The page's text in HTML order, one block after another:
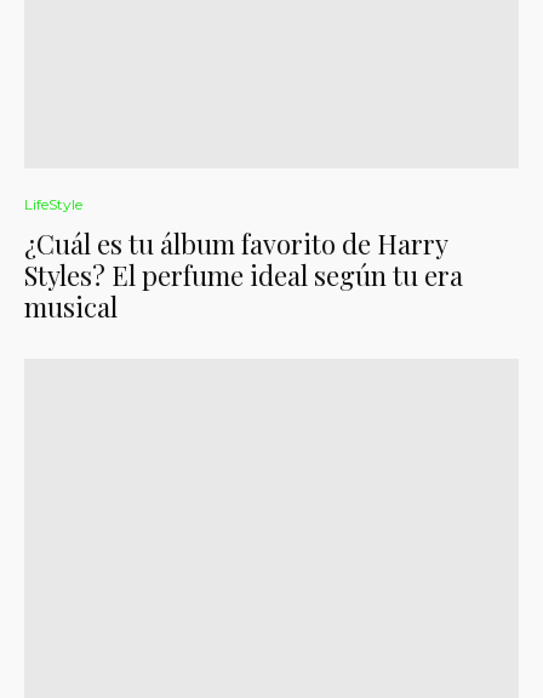
LifeStyle
¿Cuál es tu álbum favorito de Harry
Styles? El perfume ideal según tu era
musical